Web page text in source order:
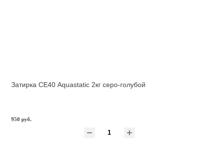
Затирка СЕ40 Aquastatic 2кг серо-голубой
950 руб.